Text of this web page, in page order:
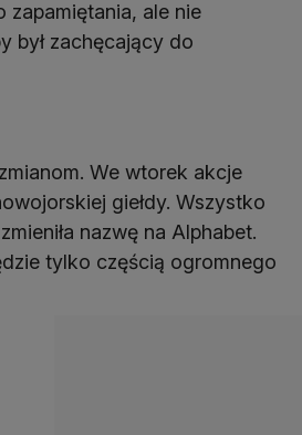
zapamiętania, ale nie
był zachęcający do
We wtorek akcje
giełdy. Wszystko
nazwę na Alphabet.
tylko częścią ogromnego